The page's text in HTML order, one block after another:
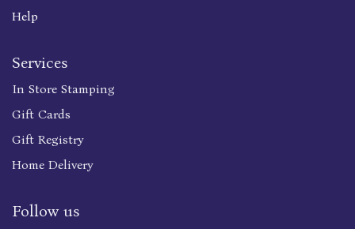
Help
Services
In Store Stamping
Gift Cards
Gift Registry
Home Delivery
Follow us